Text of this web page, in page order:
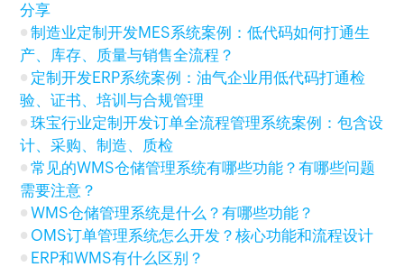
分享
制造业定制开发MES系统案例：低代码如何打通生
产、库存、质量与销售全流程？
定制开发ERP系统案例：油气企业用低代码打通检
验、证书、培训与合规管理
珠宝行业定制开发订单全流程管理系统案例：包含设
计、采购、制造、质检
常见的WMS仓储管理系统有哪些功能？有哪些问题
需要注意？
WMS仓储管理系统是什么？有哪些功能？
OMS订单管理系统怎么开发？核心功能和流程设计
ERP和WMS有什么区别？